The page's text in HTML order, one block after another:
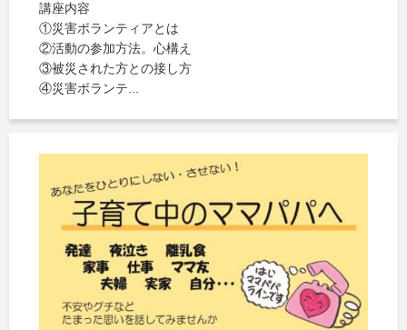
講座内容
①災害ボランティアとは
②活動の参加方法。心構え
③被災された方との接し方
④災害ボランテ...